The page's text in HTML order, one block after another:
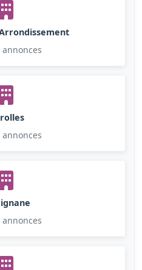
annonces
annonces
annonces